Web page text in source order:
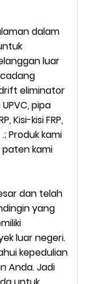
dalam
luar
eliminator
pipa
Kisi-kisi FRP,
Produk kami
paten kami
dan telah
yang
luar negeri.
kepedulian
Anda. Jadi